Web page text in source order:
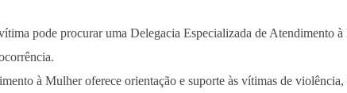
pode procurar uma Delegacia Especializada de Atendimento
à Mulher oferece orientação e suporte às vítimas de